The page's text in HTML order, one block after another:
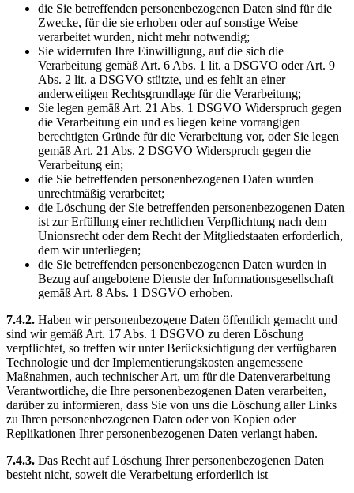
die Sie betreffenden personenbezogenen Daten sind für die
Zwecke, für die sie erhoben oder auf sonstige Weise
verarbeitet wurden, nicht mehr notwendig;
Sie widerrufen Ihre Einwilligung, auf die sich die
Verarbeitung gemäß Art. 6 Abs. 1 lit. a DSGVO oder Art. 9
Abs. 2 lit. a DSGVO stützte, und es fehlt an einer
anderweitigen Rechtsgrundlage für die Verarbeitung;
Sie legen gemäß Art. 21 Abs. 1 DSGVO Widerspruch gegen
die Verarbeitung ein und es liegen keine vorrangigen
berechtigten Gründe für die Verarbeitung vor, oder Sie legen
gemäß Art. 21 Abs. 2 DSGVO Widerspruch gegen die
Verarbeitung ein;
die Sie betreffenden personenbezogenen Daten wurden
unrechtmäßig verarbeitet;
die Löschung der Sie betreffenden personenbezogenen Daten
ist zur Erfüllung einer rechtlichen Verpflichtung nach dem
Unionsrecht oder dem Recht der Mitgliedstaaten erforderlich,
dem wir unterliegen;
die Sie betreffenden personenbezogenen Daten wurden in
Bezug auf angebotene Dienste der Informationsgesellschaft
gemäß Art. 8 Abs. 1 DSGVO erhoben.
7.4.2. Haben wir personenbezogene Daten öffentlich gemacht und
sind wir gemäß Art. 17 Abs. 1 DSGVO zu deren Löschung
verpflichtet, so treffen wir unter Berücksichtigung der verfügbaren
Technologie und der Implementierungskosten angemessene
Maßnahmen, auch technischer Art, um für die Datenverarbeitung
Verantwortliche, die Ihre personenbezogenen Daten verarbeiten,
darüber zu informieren, dass Sie von uns die Löschung aller Links
zu Ihren personenbezogenen Daten oder von Kopien oder
Replikationen Ihrer personenbezogenen Daten verlangt haben.
7.4.3. Das Recht auf Löschung Ihrer personenbezogenen Daten
besteht nicht, soweit die Verarbeitung erforderlich ist